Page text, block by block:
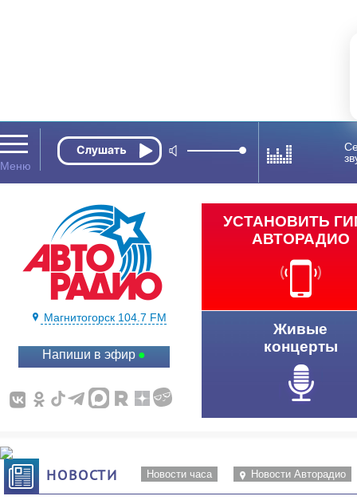
Магнитогорск 104.7 FM
Напиши в эфир
УСТАНОВИТЬ
АВТОРАДИО
Живые
концерты
НОВОСТИ Новости часа Новости Авторадио